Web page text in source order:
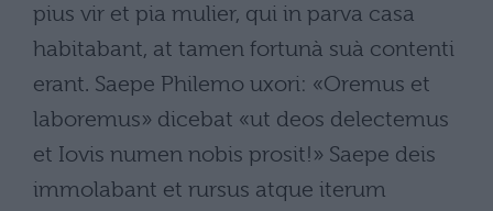
pius vir et pia mulier, qui in parva casa
habitabant, at tamen fortunà suà contenti
erant. Saepe Philemo uxori: «Oremus et
laboremus» dicebat «ut deos delectemus
et Iovis numen nobis prosit!» Saepe deis
immolabant et rursus atque iterum